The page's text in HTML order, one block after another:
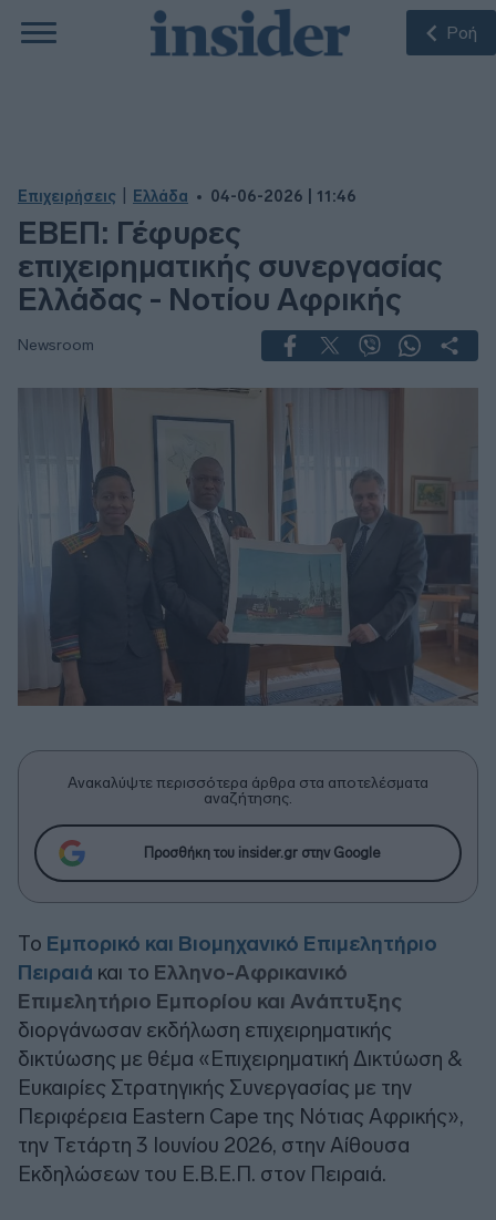
Ροή
Επιχειρήσεις Ελλάδα 04-06-2026 | 11:46
ΕΒΕΠ: Γέφυρες
επιχειρηματικής συνεργασίας
Ελλάδας - Νοτίου Αφρικής
Newsroom
Ανακαλύψτε περισσότερα άρθρα στα αποτελέσματα
αναζήτησης.
Προσθήκη του insider.gr στην Google
Το Εμπορικό και Βιομηχανικό Επιμελητήριο
Πειραιά και το Ελληνο-Αφρικανικό
Επιμελητήριο Εμπορίου και Ανάπτυξης
διοργάνωσαν εκδήλωση επιχειρηματικής
δικτύωσης με θέμα «Επιχειρηματική Δικτύωση &
Ευκαιρίες Στρατηγικής Συνεργασίας με την
Περιφέρεια Eastern Cape της Νότιας Αφρικής»,
την Τετάρτη 3 Ιουνίου 2026, στην Αίθουσα
Εκδηλώσεων του Ε.Β.Ε.Π. στον Πειραιά.